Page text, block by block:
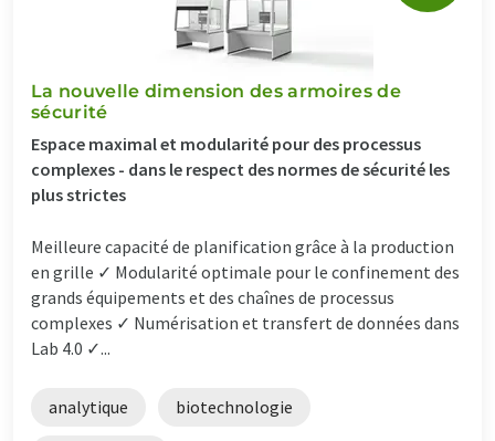
La nouvelle dimension des armoires de
sécurité
Espace maximal et modularité pour des processus
complexes - dans le respect des normes de sécurité les
plus strictes
Meilleure capacité de planification grâce à la production
en grille ✓ Modularité optimale pour le confinement des
grands équipements et des chaînes de processus
complexes ✓ Numérisation et transfert de données dans
Lab 4.0 ✓...
analytique biotechnologie